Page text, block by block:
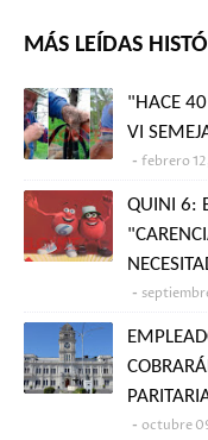
MÁS LEÍDAS
"HACE
VI
febrero
QUINI 6:
octubre